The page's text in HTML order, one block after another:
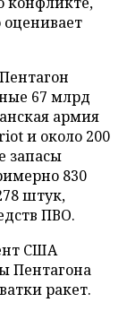
67 млрд
армия
и около 200
запасы
830
штук,
ПВО.
США
Пентагона
ракет.